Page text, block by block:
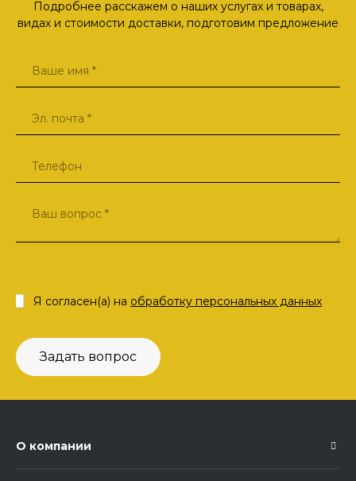
Подробнее расскажем о наших услугах и товарах,
видах и стоимости доставки, подготовим предложение
Задать вопрос
Я согласен(а) на обработку персональных данных
О компании